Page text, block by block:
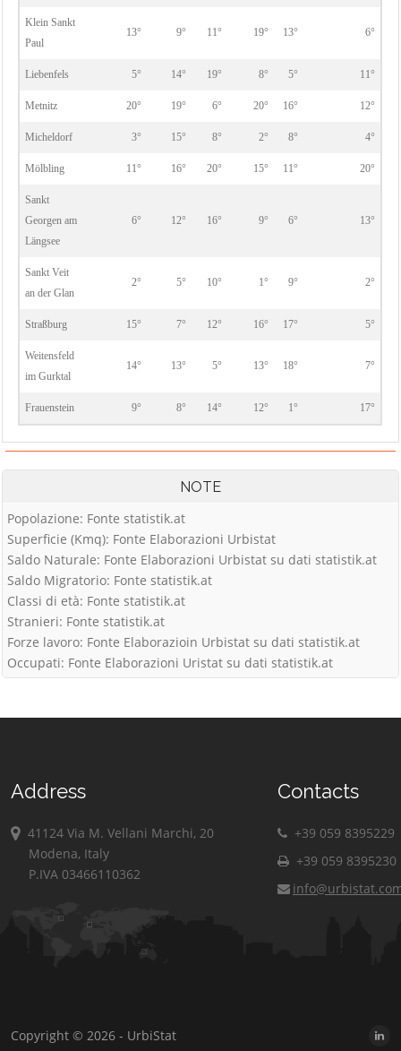
Klein Sankt
Paul
13° 9° 11° 19° 13° 6°
Liebenfels 5° 14° 19° 8° 5° 11°
Metnitz 20° 19° 6° 20° 16° 12°
Micheldorf 3° 15° 8° 2° 8° 4°
Mölbling 11° 16° 20° 15° 11° 20°
Sankt
Georgen am
Längsee
6° 12° 16° 9° 6° 13°
Sankt Veit
an der Glan
2° 5° 10° 1° 9° 2°
Straßburg 15° 7° 12° 16° 17° 5°
Weitensfeld
im Gurktal
14° 13° 5° 13° 18° 7°
Frauenstein 9° 8° 14° 12° 1° 17°
NOTE
Popolazione: Fonte statistik.at
Superficie (Kmq): Fonte Elaborazioni Urbistat
Saldo Naturale: Fonte Elaborazioni Urbistat su dati statistik.at
Saldo Migratorio: Fonte statistik.at
Classi di età: Fonte statistik.at
Stranieri: Fonte statistik.at
Forze lavoro: Fonte Elaborazioin Urbistat su dati statistik.at
Occupati: Fonte Elaborazioni Uristat su dati statistik.at
Address
41124 Via M. Vellani Marchi, 20
Modena, Italy
P.IVA 03466110362
Contacts
+39 059 8395229
+39 059 8395230
Copyright © 2026 - UrbiStat